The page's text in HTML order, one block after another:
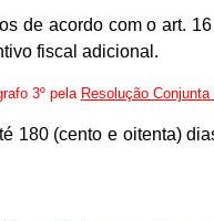
de acordo com o art.
fiscal adicional.
3º pela Resolução
180 (cento e oitenta)